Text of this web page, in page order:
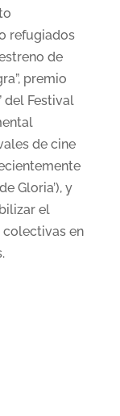
refugiados
de
premio
del Festival
de cine
Gloria’), y
el
en